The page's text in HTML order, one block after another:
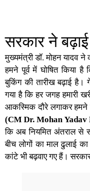
सरकार ने
मुख्यमंत्री डॉ. मोहन यादवने
हमने पूर्व में घोषित किया
बुकिंग की तारीख बढ़ाई है।
गया है कि हर जगह हमारी
आकस्मिक दौरे लगाकर हमने
(CM Dr. Mohan Yadav
कि अब नियमित अंतराल से
बीच लोगों का माल ढुलाई
कांटे भी बढ़वाए गए हैं।